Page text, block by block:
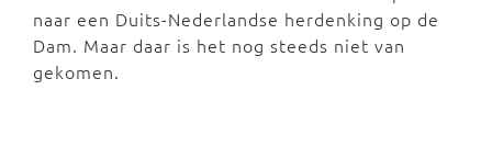
naar een Duits-Nederlandse herdenking op de
Dam. Maar daar is het nog steeds niet van
gekomen.